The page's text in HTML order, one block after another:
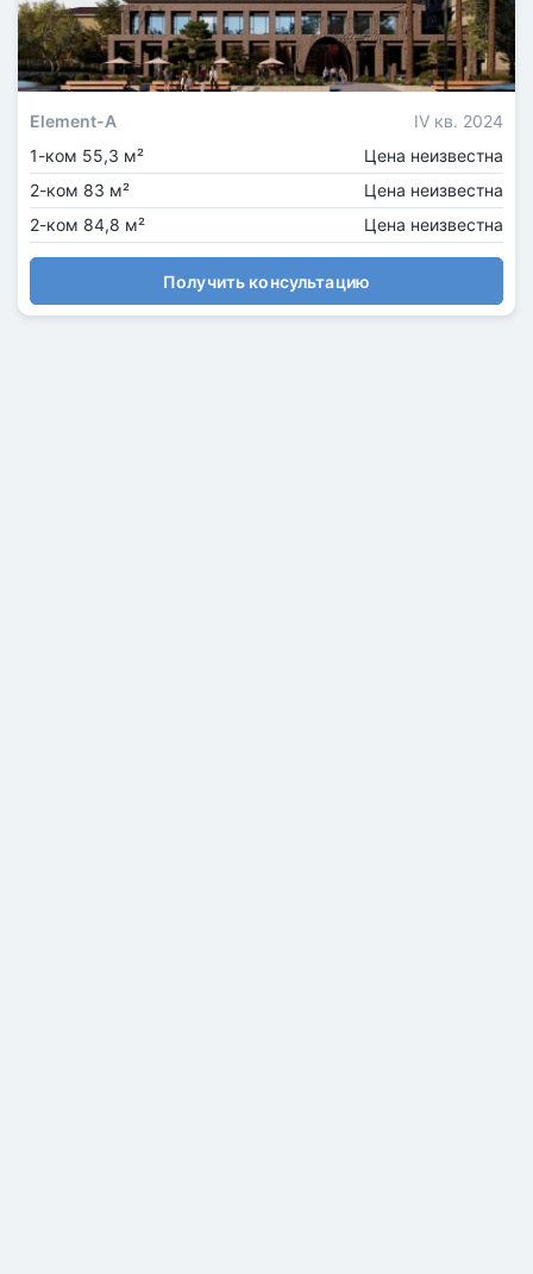
Element-A
IV кв. 2024
1-ком 55,3 м²
Цена неизвестна
2-ком 83 м²
Цена неизвестна
2-ком 84,8 м²
Цена неизвестна
Получить консультацию